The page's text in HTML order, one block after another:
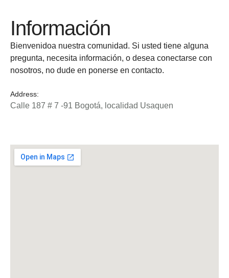
Información
Bienvenidoa nuestra comunidad. Si usted tiene alguna
pregunta, necesita información, o desea conectarse con
nosotros, no dude en ponerse en contacto.
Address:
Calle 187 # 7 -91 Bogotá, localidad Usaquen